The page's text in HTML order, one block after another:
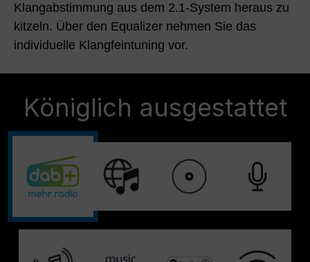
Klangabstimmung aus dem 2.1-System heraus zu
kitzeln. Über den Equalizer nehmen Sie das
individuelle Klangfeintuning vor.
Königlich ausgestattet